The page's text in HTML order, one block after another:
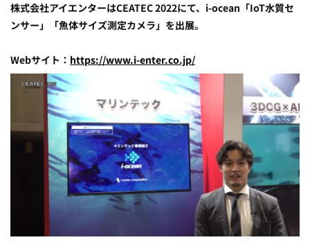
株式会社アイエンターはCEATEC 2022にて、i-ocean「IoT水質セ
ンサー」「魚体サイズ測定カメラ」を出展。
Webサイト： https://www.i-enter.co.jp/